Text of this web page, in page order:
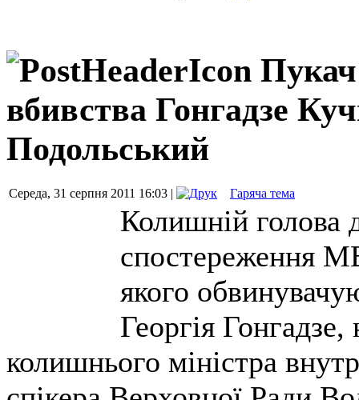
вбивства Гонгадзе
Подольський
Середа, 31 серпня 2011 16:03 | Гаряча тема
Колишній голова
спостереження
якого
Георгія
колишнього міністра